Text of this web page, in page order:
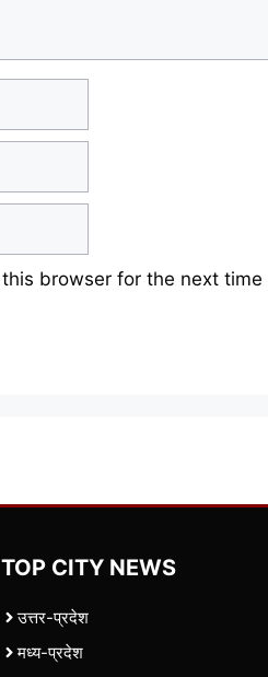
browser for the next time
TOP CITY NEWS
उत्तर-प्रदेश
मध्य-प्रदेश